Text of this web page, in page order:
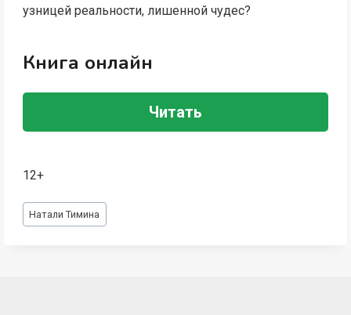
узницей реальности, лишенной чудес?
Книга онлайн
Читать
12+
Метки
записи:
Натали Тимина